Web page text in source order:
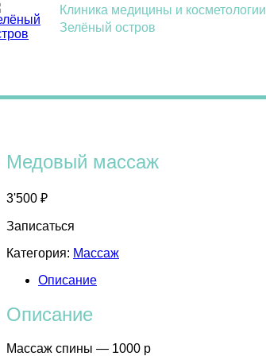
Клиника медицины и косметологии
Зелёный остров
Медовый массаж
3'500 ₽
Записаться
Категория: Массаж
Описание
Описание
Массаж спины — 1000 р